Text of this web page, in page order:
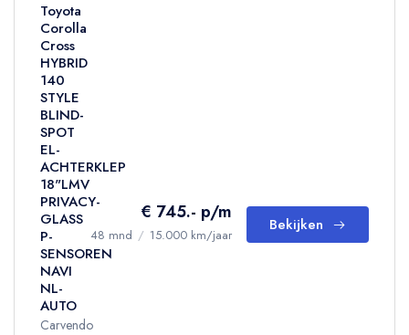
Toyota
Corolla
Cross
HYBRID
140
STYLE
BLIND-
SPOT
EL-
ACHTERKLEP
18"LMV
PRIVACY-
GLASS
P-
SENSOREN
NAVI
NL-
AUTO
Carvendo
€ 745.- p/m
48 mnd / 15.000 km/jaar
Bekijken